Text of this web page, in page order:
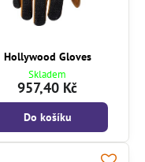
Hollywood Gloves
Skladem
957,40 Kč
Do košíku